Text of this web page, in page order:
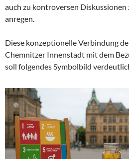
auch zu kontroversen
anregen.
Diese konzeptionelle Verbindung
Chemnitzer Innenstadt mit dem
soll folgendes Symbolbild